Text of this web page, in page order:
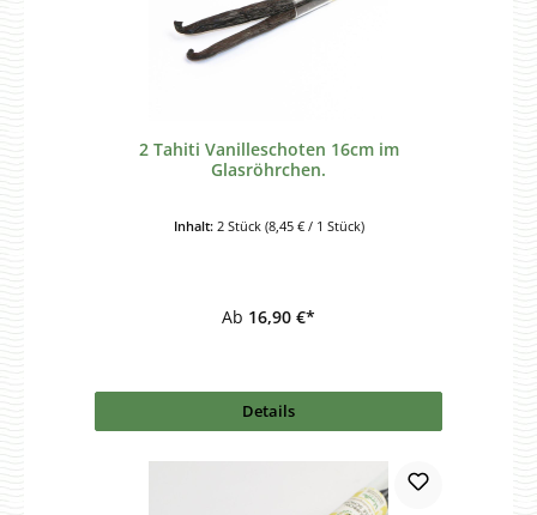
2 Tahiti Vanilleschoten 16cm im
Glasröhrchen.
Inhalt: 2 Stück (8,45 € / 1 Stück)
Ab 16,90 €*
Details